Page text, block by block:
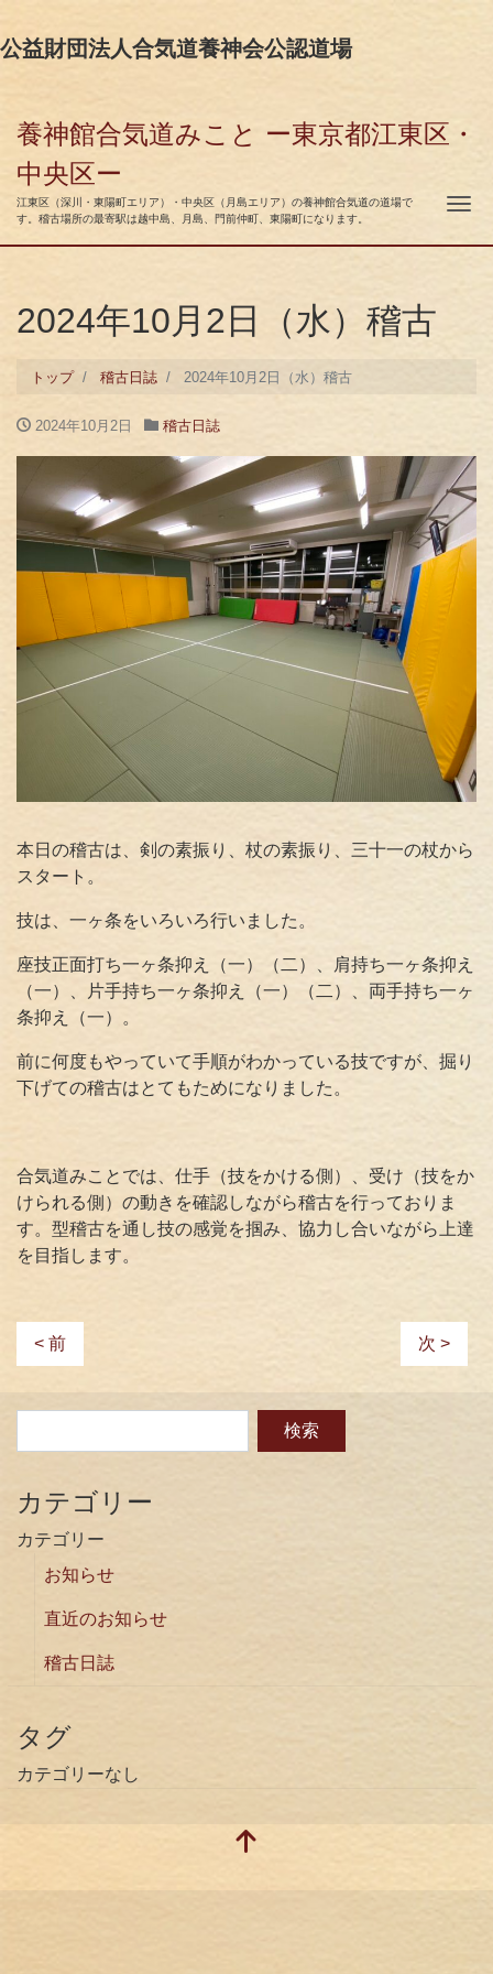
公益財団法人合気道養神会公認道場
養神館合気道みこと ー東京都江東区・
中央区ー
江東区（深川・東陽町エリア）・中央区（月島エリア）の養神館合気道の道場で
す。稽古場所の最寄駅は越中島、月島、門前仲町、東陽町になります。
ナ
2024年10月2日（水）稽古
トップ 稽古日誌 2024年10月2日（水）稽古
2024年10月2日 稽古日誌
本日の稽古は、剣の素振り、杖の素振り、三十一の杖から
スタート。
技は、一ヶ条をいろいろ行いました。
座技正面打ち一ヶ条抑え（一）（二）、肩持ち一ヶ条抑え
（一）、片手持ち一ヶ条抑え（一）（二）、両手持ち一ヶ
条抑え（一）。
前に何度もやっていて手順がわかっている技ですが、掘り
下げての稽古はとてもためになりました。
合気道みことでは、仕手（技をかける側）、受け（技をか
けられる側）の動きを確認しながら稽古を行っておりま
す。型稽古を通し技の感覚を掴み、協力し合いながら上達
を目指します。
< 前 次 >
カテゴリー
カテゴリー
お知らせ
直近のお知らせ
稽古日誌
タグ
カテゴリーなし